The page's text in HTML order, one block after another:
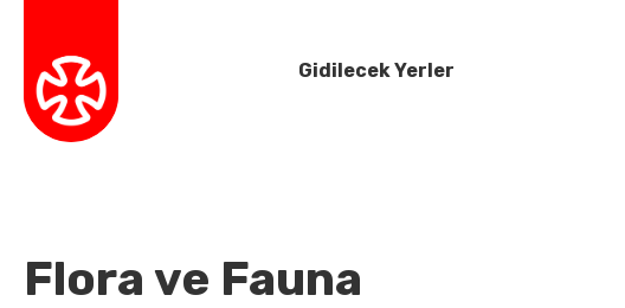
Gidilecek Yerler
Flora ve Fauna